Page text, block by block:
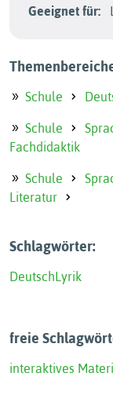
Geeignet für:
Schule
Schule
Fachdidaktik
Schule
Literatur
Schlagwörter:
DeutschLyrik
freie
interaktives